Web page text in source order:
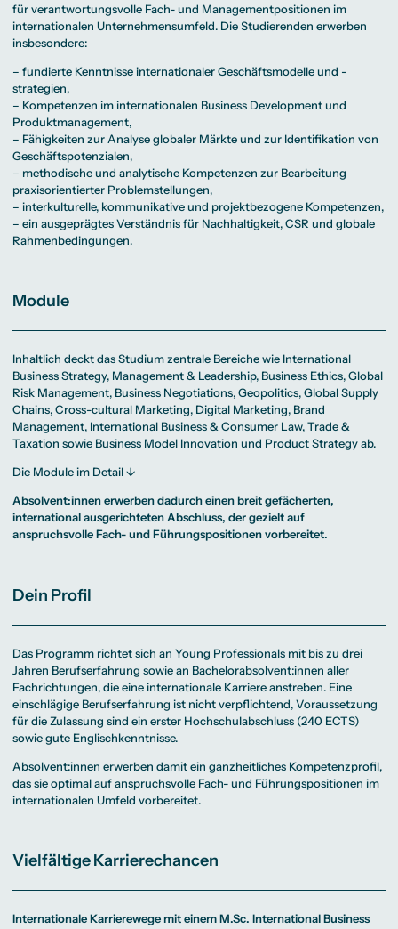
für verantwortungsvolle Fach- und Managementpositionen im
internationalen Unternehmensumfeld. Die Studierenden erwerben
insbesondere:
– fundierte Kenntnisse internationaler Geschäftsmodelle und -
strategien,
– Kompetenzen im internationalen Business Development und
Produktmanagement,
– Fähigkeiten zur Analyse globaler Märkte und zur Identifikation von
Geschäftspotenzialen,
– methodische und analytische Kompetenzen zur Bearbeitung
praxisorientierter Problemstellungen,
– interkulturelle, kommunikative und projektbezogene Kompetenzen,
– ein ausgeprägtes Verständnis für Nachhaltigkeit, CSR und globale
Rahmenbedingungen.
Module
Inhaltlich deckt das Studium zentrale Bereiche wie International
Business Strategy, Management & Leadership, Business Ethics, Global
Risk Management, Business Negotiations, Geopolitics, Global Supply
Chains, Cross-cultural Marketing, Digital Marketing, Brand
Management, International Business & Consumer Law, Trade &
Taxation sowie Business Model Innovation und Product Strategy ab.
Die Module im Detail ↓
Absolvent:innen erwerben dadurch einen breit gefächerten,
international ausgerichteten Abschluss, der gezielt auf
anspruchsvolle Fach- und Führungspositionen vorbereitet.
Dein Profil
Das Programm richtet sich an Young Professionals mit bis zu drei
Jahren Berufserfahrung sowie an Bachelorabsolvent:innen aller
Fachrichtungen, die eine internationale Karriere anstreben. Eine
einschlägige Berufserfahrung ist nicht verpflichtend, Voraussetzung
für die Zulassung sind ein erster Hochschulabschluss (240 ECTS)
sowie gute Englischkenntnisse.
Absolvent:innen erwerben damit ein ganzheitliches Kompetenzprofil,
das sie optimal auf anspruchsvolle Fach- und Führungspositionen im
internationalen Umfeld vorbereitet.
Vielfältige Karrierechancen
Internationale Karrierewege mit einem M.Sc. International Business